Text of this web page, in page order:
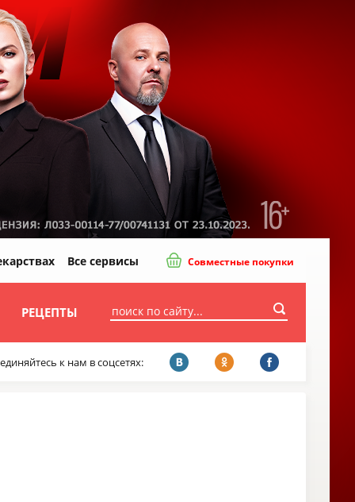
РЕЦЕПТЫ
Все сервисы Совместные покупки
к нам в соцсетях: